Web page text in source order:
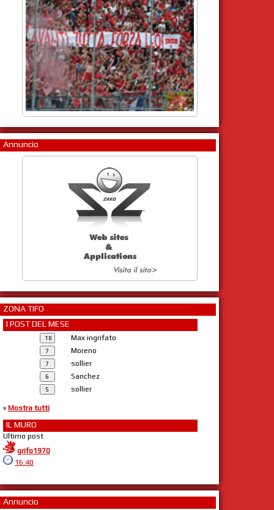
Annuncio
ZONA TIFO
I POST DEL MESE
Max ingrifato
Moreno
sollier
Sanchez
sollier
» Mostra tutti
IL MURO
Ultimo post
grifo1970
16:40
Annuncio